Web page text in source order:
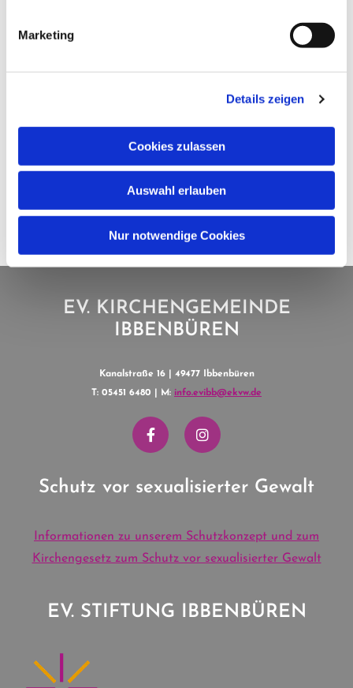
Marketing
Details zeigen
Cookies zulassen
Auswahl erlauben
Nur notwendige Cookies
EV. KIRCHENGEMEINDE
IBBENBÜREN
Kanalstraße 16 | 49477 Ibbenbüren
T: 05451 6480 | M: info.evibb@ekvw.de
Schutz vor sexualisierter Gewalt
Informationen zu unserem Schutzkonzept und zum
Kirchengesetz zum Schutz vor sexualisierter Gewalt
EV. STIFTUNG IBBENBÜREN